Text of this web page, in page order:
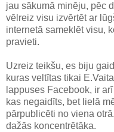
jau sākumā minēju, pēc
vēlreiz visu izvērtēt ar
internetā sameklēt visu,
pravieti.
Uzreiz teikšu, es biju
kuras veltītas tikai
lappuses Facebook, ir
kas negaidīts, bet lielā
pārpublicēti no viena
dažās koncentrētāka.